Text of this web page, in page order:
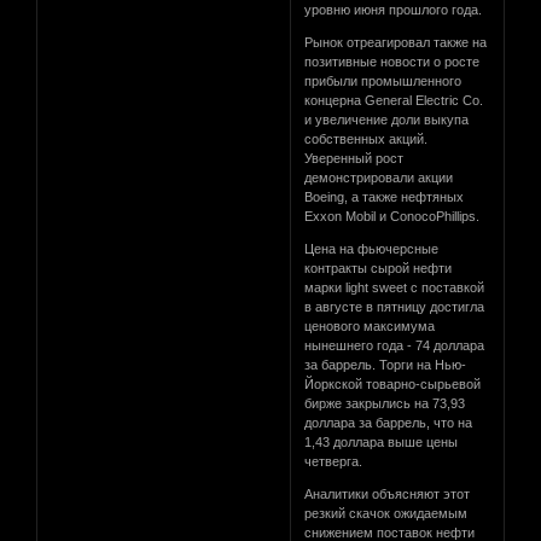
уровню июня прошлого года.
Рынок отреагировал также на
позитивные новости о росте
прибыли промышленного
концерна General Electric Co.
и увеличение доли выкупа
собственных акций.
Уверенный рост
демонстрировали акции
Boeing, а также нефтяных
Exxon Mobil и ConocoPhillips.
Цена на фьючерсные
контракты сырой нефти
марки light sweet с поставкой
в августе в пятницу достигла
ценового максимума
нынешнего года - 74 доллара
за баррель. Торги на Нью-
Йоркской товарно-сырьевой
бирже закрылись на 73,93
доллара за баррель, что на
1,43 доллара выше цены
четверга.
Аналитики объясняют этот
резкий скачок ожидаемым
снижением поставок нефти